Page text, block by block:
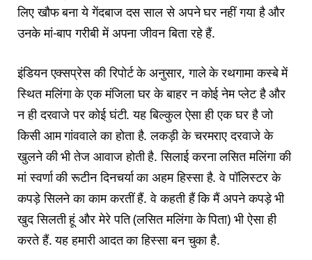
लिए खौफ बना ये गेंदबाज दस साल से अपने घर नहीं गया है और
उनके मां-बाप गरीबी में अपना जीवन बिता रहे हैं.
इंडियन एक्सप्रेस की रिपोर्ट के अनुसार, गाले के रथगामा कस्बे में
स्थित मलिंगा के एक मंजिला घर के बाहर न कोई नेम प्लेट है और
न ही दरवाजे पर कोई घंटी. यह बिल्कुल ऐसा ही एक घर है जो
किसी आम गांववाले का होता है. लकड़ी के चरमराए दरवाजे के
खुलने की भी तेज आवाज होती है. सिलाई करना लसित मलिंगा की
मां स्वर्णा की रूटीन दिनचर्या का अहम हिस्सा है. वे पॉलिस्टर के
कपड़े सिलने का काम करतीं हैं. वे कहती हैं कि मैं अपने कपड़े भी
खुद सिलती हूं और मेरे पति (लसित मलिंगा के पिता) भी ऐसा ही
करते हैं. यह हमारी आदत का हिस्सा बन चुका है.